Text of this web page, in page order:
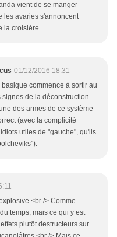
vient de se manger
les avaries s'annoncent
la croisière.
01/12/2016 18:31
commence à sortir au
de la déconstruction
des armes de ce système
(avec la complicité
utiles de "gauche", qu'ils
/> Comme
temps, mais ce qui y est
plutôt destructeurs sur